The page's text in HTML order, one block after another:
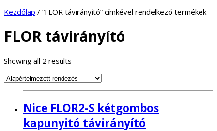
Kezdőlap / “FLOR távirányító” címkével rendelkező termékek
FLOR távirányító
Showing all 2 results
Nice FLOR2-S kétgombos
kapunyitó távirányító